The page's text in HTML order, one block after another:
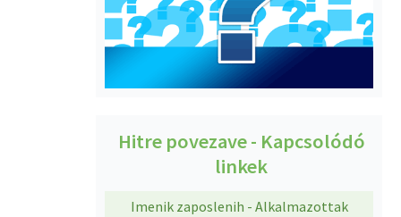
Hitre povezave - Kapcsolódó
linkek
Imenik zaposlenih - Alkalmazottak